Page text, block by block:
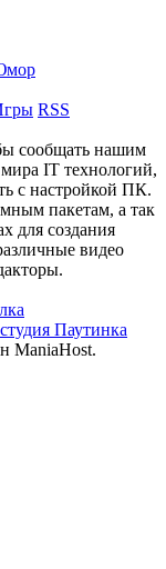
RSS
сообщать нашим
IT технологий,
с настройкой ПК.
пакетам, а так
для создания
видео
ManiaHost.